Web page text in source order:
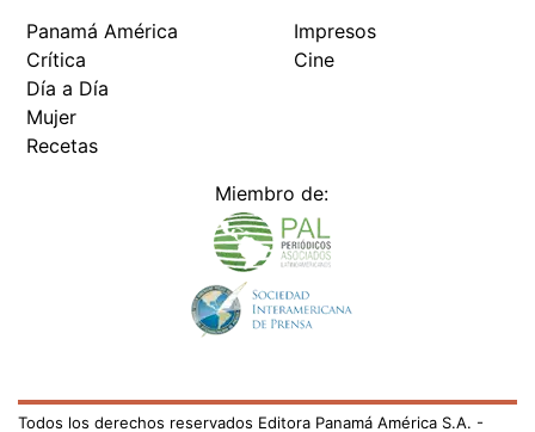
Panamá América
Crítica
Día a Día
Mujer
Recetas
Impresos
Cine
Miembro de:
Todos los derechos reservados Editora Panamá América S.A. -